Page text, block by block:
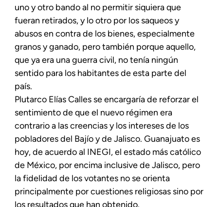
uno y otro bando al no permitir siquiera que
fueran retirados, y lo otro por los saqueos y
abusos en contra de los bienes, especialmente
granos y ganado, pero también porque aquello,
que ya era una guerra civil, no tenía ningún
sentido para los habitantes de esta parte del
país.
Plutarco Elías Calles se encargaría de reforzar el
sentimiento de que el nuevo régimen era
contrario a las creencias y los intereses de los
pobladores del Bajío y de Jalisco. Guanajuato es
hoy, de acuerdo al INEGI, el estado más católico
de México, por encima inclusive de Jalisco, pero
la fidelidad de los votantes no se orienta
principalmente por cuestiones religiosas sino por
los resultados que han obtenido.